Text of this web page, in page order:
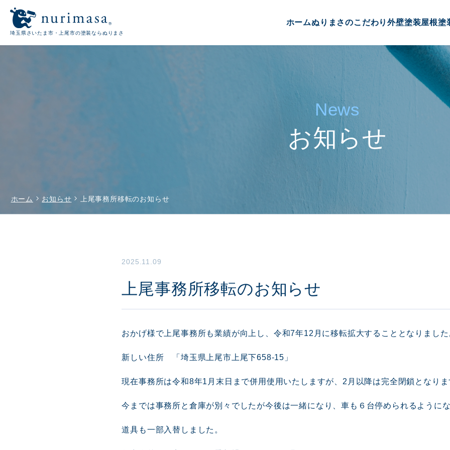
埼玉県さいたま市・上尾市の塗装ならぬりまさ
ホームぬりまさのこだわり外壁塗装屋根塗
News
お知らせ
ホーム chevron_right お知らせ chevron_right 上尾事務所移転のお知らせ
2025.11.09
上尾事務所移転のお知らせ
おかげ様で上尾事務所も業績が向上し、令和7年12月に移転拡大することとなりました
新しい住所 「埼玉県上尾市上尾下658-15」
現在事務所は令和8年1月末日まで併用使用いたしますが、2月以降は完全閉鎖となりま
今までは事務所と倉庫が別々でしたが今後は一緒になり、車も６台停められるようにな
道具も一部入替しました。